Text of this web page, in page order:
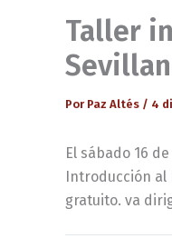
Taller
Por Paz Altés / 4
El sábado 16
Introducción
gratuito. va